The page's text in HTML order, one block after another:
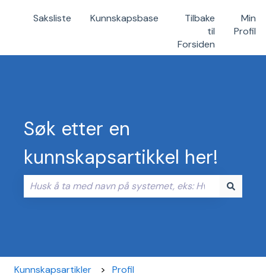
Saksliste Kunnskapsbase
Tilbake
til
Forsiden
Min
Profil
Søk etter en
kunnskapsartikkel her!
Kunnskapsartikler Profil